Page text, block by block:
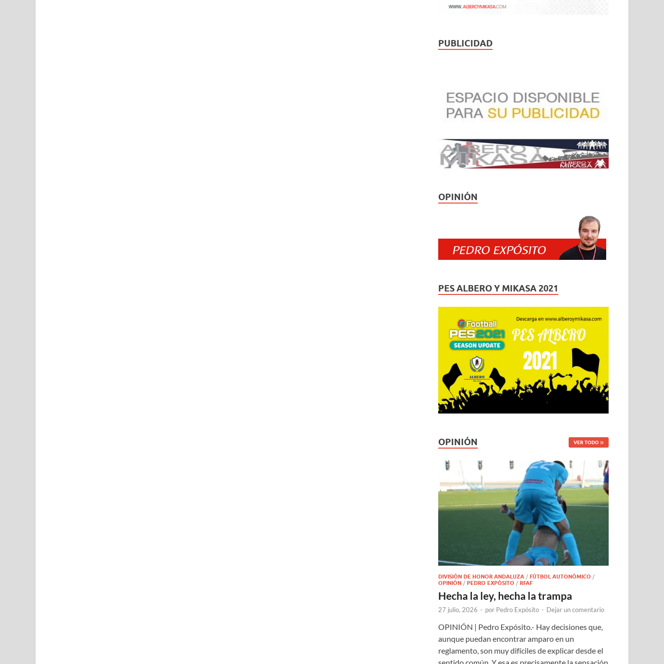
PUBLICIDAD
OPINIÓN
PES ALBERO Y MIKASA 2021
OPINIÓN VER TODO
DIVISIÓN DE HONOR ANDALUZA /FÚTBOL AUTONÓMICO /
OPINIÓN /PEDRO EXPÓSITO /RFAF
Hecha la ley, hecha la trampa
27 julio, 2026 - por Pedro Expósito - Dejar un comentario
OPINIÓN | Pedro Expósito.- Hay decisiones que,
aunque puedan encontrar amparo en un
reglamento, son muy difíciles de explicar desde el
sentido común. Y esa es precisamente la sensación